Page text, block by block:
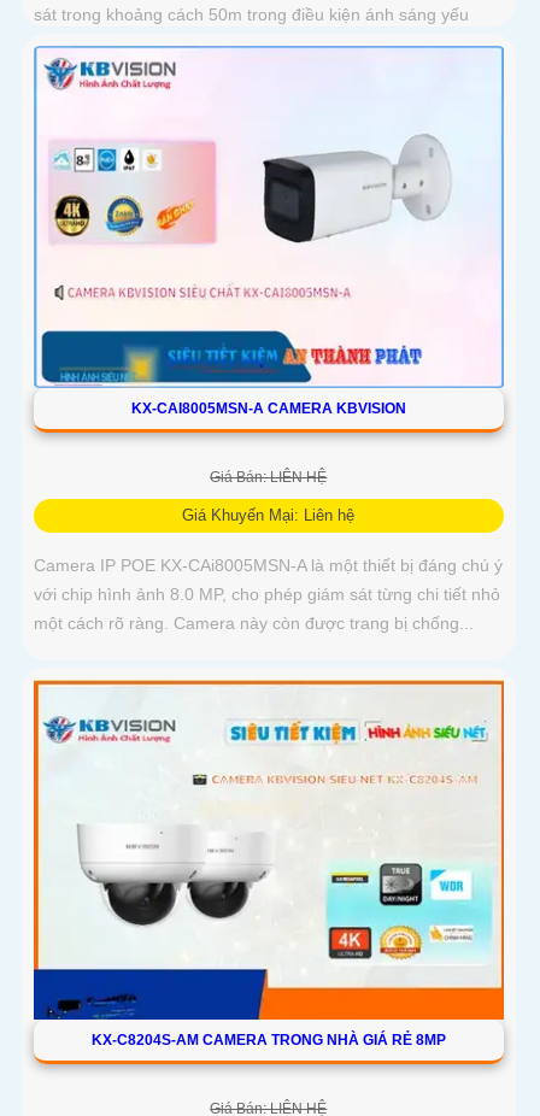
sát trong khoảng cách 50m trong điều kiện ánh sáng yếu
KX-CAI8005MSN-A CAMERA KBVISION
Giá Bán: LIÊN HỆ
Giá Khuyến Mại: Liên hệ
Camera IP POE KX-CAi8005MSN-A là một thiết bị đáng chú ý
với chip hình ảnh 8.0 MP, cho phép giám sát từng chi tiết nhỏ
một cách rõ ràng. Camera này còn được trang bị chống...
KX-C8204S-AM CAMERA TRONG NHÀ GIÁ RẺ 8MP
Giá Bán: LIÊN HỆ